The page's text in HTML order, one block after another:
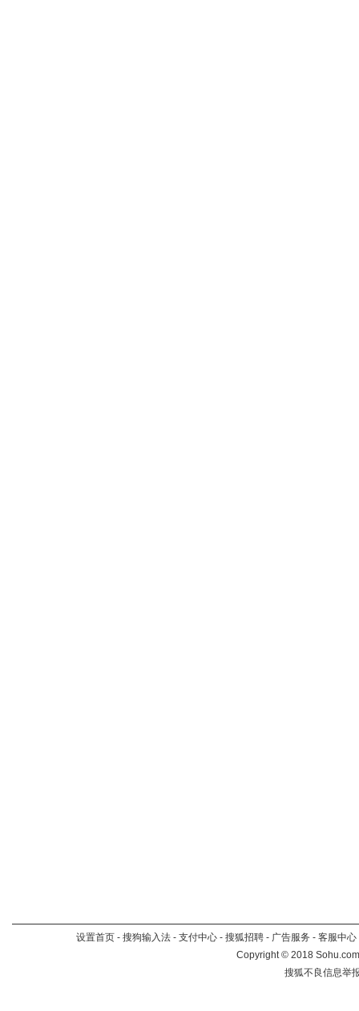
设置首页 - 搜狗输入法 - 支付中心 - 搜狐招聘 - 广告服务 - 客服中心
Copyright©2018
搜狐不良信息举